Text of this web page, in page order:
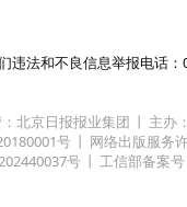
违法和不良信息举报电话：
北京日报报业集团 主办
号
网络出版服务
号
工信部备案